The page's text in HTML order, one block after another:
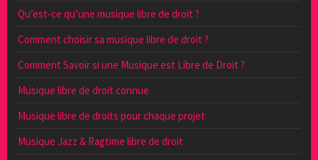
Qu’est-ce qu’une musique libre de droit ?
Comment choisir sa musique libre de droit ?
Comment Savoir si une Musique est Libre de Droit ?
Musique libre de droit connue
Musique libre de droits pour chaque projet
Musique Jazz & Ragtime libre de droit